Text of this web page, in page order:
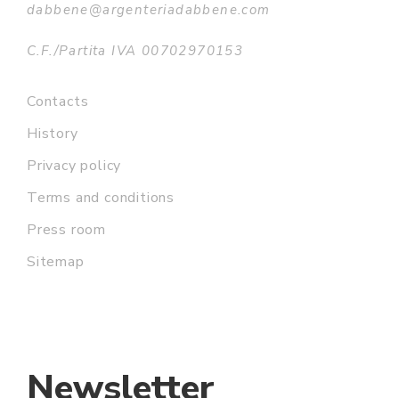
dabbene@argenteriadabbene.com
C.F./Partita IVA 00702970153
Contacts
History
Privacy policy
Terms and conditions
Press room
Sitemap
Newsletter